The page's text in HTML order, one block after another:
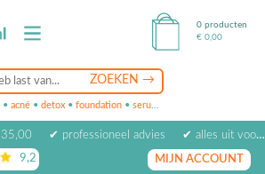
• acné • detox • foundation • serum
0 producten
€ 0,00
✔ professioneel advies
✔ alles uit voorraad leverbaar
9,2 op basis van beoordelingen
MIJN ACCOUNT